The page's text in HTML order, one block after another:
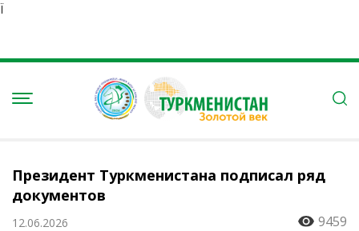
Ï
Президент Туркменистана подписал ряд
документов
12.06.2026
9459